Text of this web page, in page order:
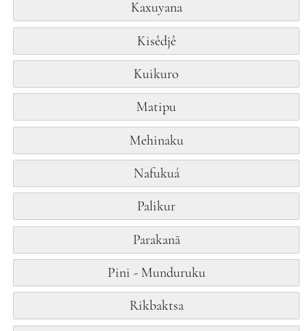
Kaxuyana
Kisêdjê
Kuikuro
Matipu
Mehinaku
Nafukuá
Palikur
Parakanã
Pini - Munduruku
Rikbaktsa